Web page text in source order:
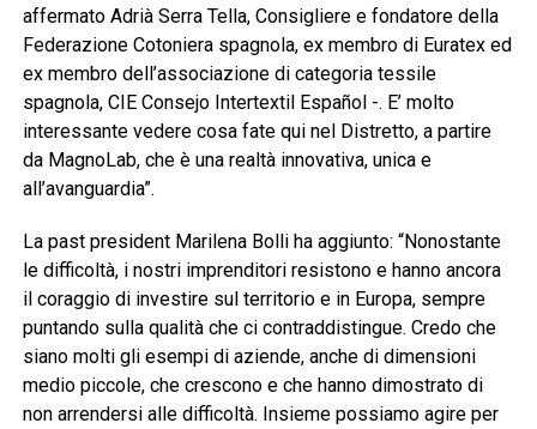
affermato Adrià Serra Tella, Consigliere e fondatore della
Federazione Cotoniera spagnola, ex membro di Euratex ed
ex membro dell’associazione di categoria tessile
spagnola, CIE Consejo Intertextil Español -. E’ molto
interessante vedere cosa fate qui nel Distretto, a partire
da MagnoLab, che è una realtà innovativa, unica e
all’avanguardia”.
La past president Marilena Bolli ha aggiunto: “Nonostante
le difficoltà, i nostri imprenditori resistono e hanno ancora
il coraggio di investire sul territorio e in Europa, sempre
puntando sulla qualità che ci contraddistingue. Credo che
siano molti gli esempi di aziende, anche di dimensioni
medio piccole, che crescono e che hanno dimostrato di
non arrendersi alle difficoltà. Insieme possiamo agire per